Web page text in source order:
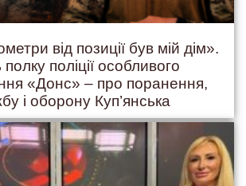
від позиції був мій дім».
поліції особливого
«Донс» – про поранення,
і оборону Куп’янська